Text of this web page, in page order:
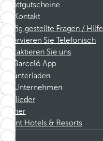
Rabattgutscheine
Kontakt
Häufig gestellte Fragen / Hilfe
Reservieren Sie Telefonisch
Kontaktieren Sie uns
Barceló App
Herunterladen
Unternehmen
Mitglieder
Partner
Dorint Hotels & Resorts